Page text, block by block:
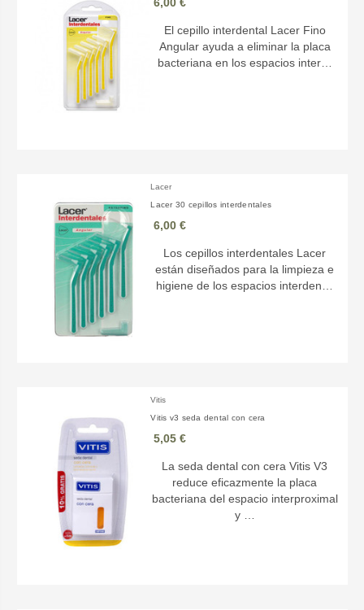
El cepillo interdental Lacer Fino
Angular ayuda a eliminar la placa
bacteriana en los espacios inter…
Lacer
Lacer 30 cepillos interdentales
6,00 €
Los cepillos interdentales Lacer
están diseñados para la limpieza e
higiene de los espacios interden…
Vitis
Vitis v3 seda dental con cera
5,05 €
La seda dental con cera Vitis V3
reduce eficazmente la placa
bacteriana del espacio interproximal
y …